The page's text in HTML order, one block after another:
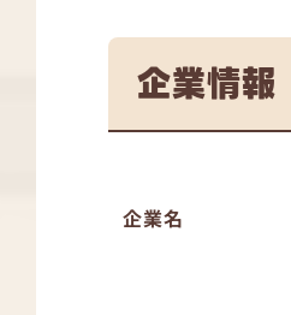
企業情報
企業名